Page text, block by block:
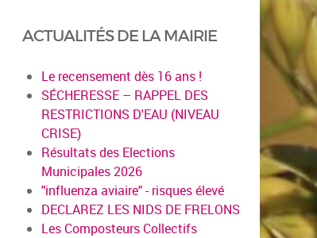
ACTUALITÉS DE LA MAIRIE
Le recensement dès 16 ans !
SÉCHERESSE – RAPPEL DES
RESTRICTIONS D'EAU (NIVEAU
CRISE)
Résultats des Elections
Municipales 2026
"influenza aviaire" - risques élevé
DECLAREZ LES NIDS DE FRELONS
Les Composteurs Collectifs